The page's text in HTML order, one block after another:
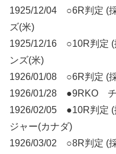
1925/12/04 ○6R判定 (
ズ(米)
1925/12/16 ○10R判定
ンズ(米)
1926/01/08 ○6R判定 (
1926/01/28 ●9RKO チ
1926/02/05 ●10R判定
ジャー(カナダ)
1926/03/02 ○8R判定 (